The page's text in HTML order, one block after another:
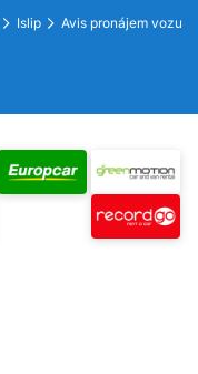
Islip Avis pronájem vozu